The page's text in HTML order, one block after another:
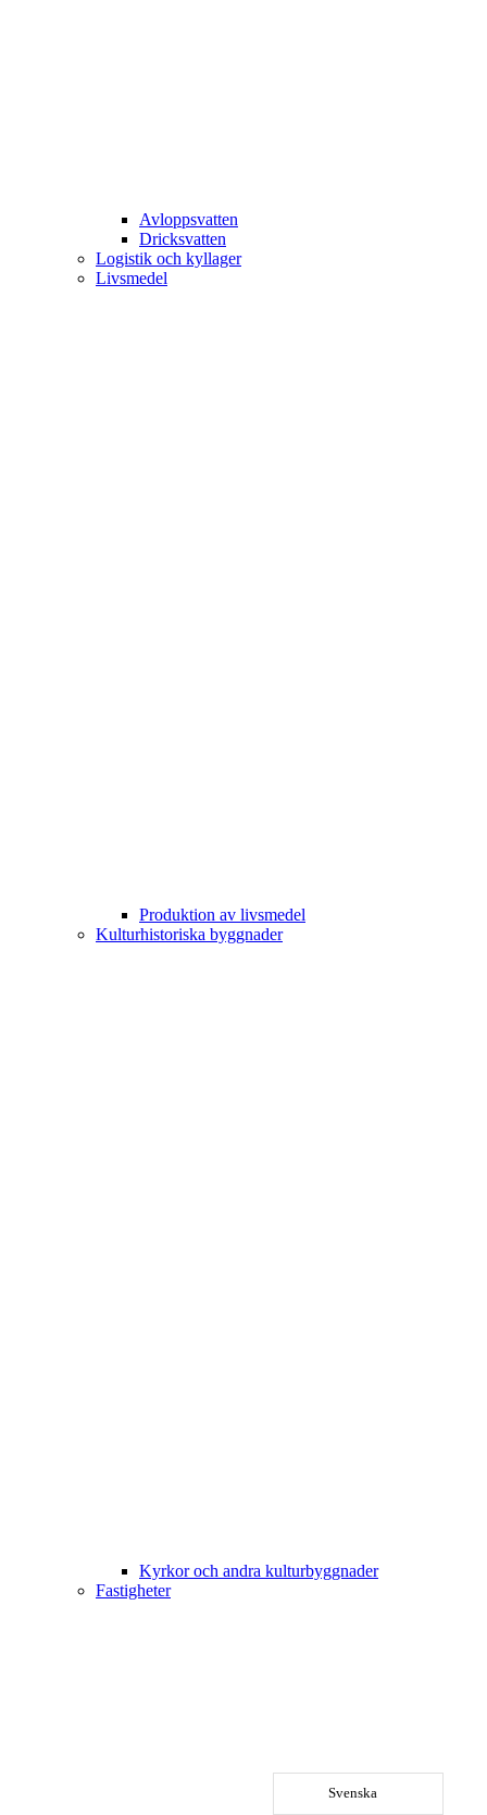
Avloppsvatten
Dricksvatten
Logistik och kyllager
Livsmedel
Produktion av livsmedel
Kulturhistoriska byggnader
Kyrkor och andra kulturbyggnader
Fastigheter
Svenska